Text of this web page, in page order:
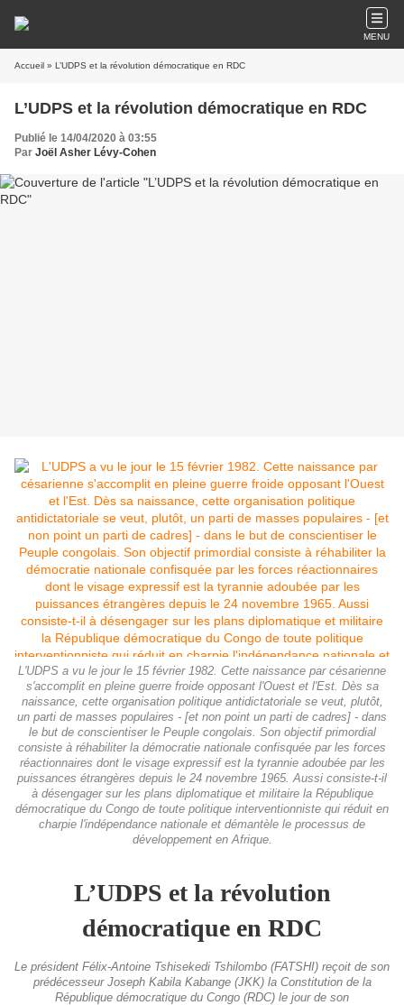
MENU
Accueil » L’UDPS et la révolution démocratique en RDC
L’UDPS et la révolution démocratique en RDC
Publié le 14/04/2020 à 03:55
Par Joël Asher Lévy-Cohen
L'UDPS a vu le jour le 15 février 1982. Cette naissance par césarienne
s'accomplit en pleine guerre froide opposant l'Ouest et l'Est. Dès sa
naissance, cette organisation politique antidictatoriale se veut, plutôt,
un parti de masses populaires - [et non point un parti de cadres] - dans
le but de conscientiser le Peuple congolais. Son objectif primordial
consiste à réhabiliter la démocratie nationale confisquée par les forces
réactionnaires dont le visage expressif est la tyrannie adoubée par les
puissances étrangères depuis le 24 novembre 1965. Aussi consiste-t-il
à désengager sur les plans diplomatique et militaire la République
démocratique du Congo de toute politique interventionniste qui réduit en
charpie l'indépendance nationale et démantèle le processus de
développement en Afrique.
L’UDPS et la révolution
démocratique en RDC
Le président Félix-Antoine Tshisekedi Tshilombo (FATSHI) reçoit de son
prédécesseur Joseph Kabila Kabange (JKK) la Constitution de la
République démocratique du Congo (RDC) le jour de son